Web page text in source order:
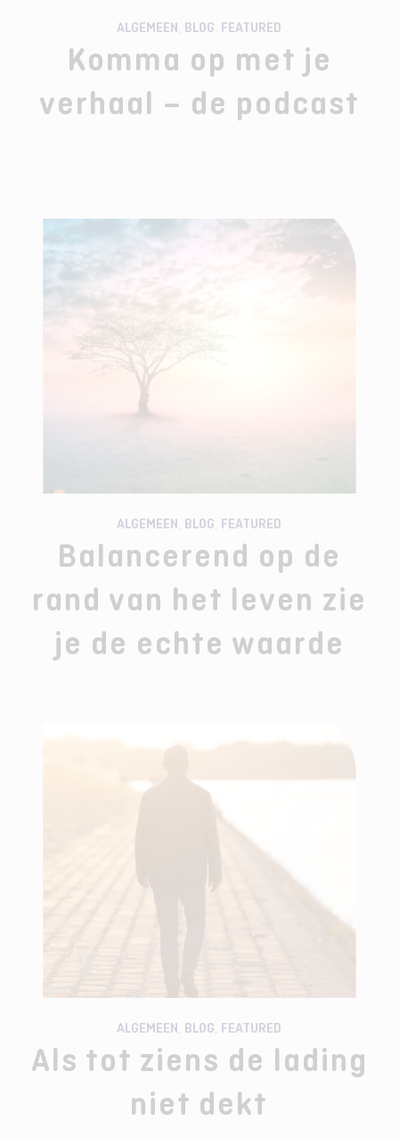
ALGEMEEN BLOG FEATURED
Komma op met je
verhaal – de podcast
ALGEMEEN BLOG FEATURED
Balancerend op de
rand van het leven zie
je de echte waarde
ALGEMEEN BLOG FEATURED
Als tot ziens de lading
niet dekt